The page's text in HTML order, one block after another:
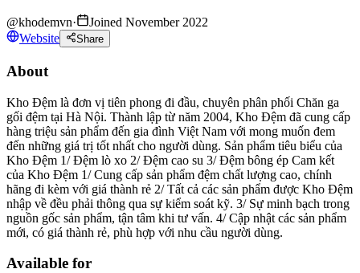
@khodemvn·
Joined November 2022
Website
Share
About
Kho Đệm là đơn vị tiên phong đi đầu, chuyên phân phối Chăn ga
gối đệm tại Hà Nội. Thành lập từ năm 2004, Kho Đệm đã cung cấp
hàng triệu sản phẩm đến gia đình Việt Nam với mong muốn đem
đến những giá trị tốt nhất cho người dùng. Sản phẩm tiêu biểu của
Kho Đệm 1/ Đệm lò xo 2/ Đệm cao su 3/ Đệm bông ép Cam kết
của Kho Đệm 1/ Cung cấp sản phẩm đệm chất lượng cao, chính
hãng đi kèm với giá thành rẻ 2/ Tất cả các sản phẩm được Kho Đệm
nhập về đều phải thông qua sự kiểm soát kỹ. 3/ Sự minh bạch trong
nguồn gốc sản phẩm, tận tâm khi tư vấn. 4/ Cập nhật các sản phẩm
mới, có giá thành rẻ, phù hợp với nhu cầu người dùng.
Available for